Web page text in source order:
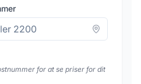
for at se priser for dit